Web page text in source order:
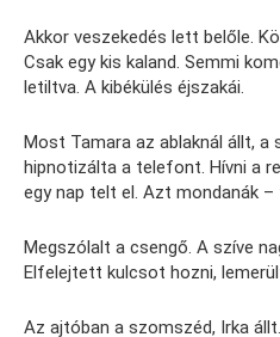
Akkor veszekedés lett belőle.
Csak egy kis kaland. Semmi
letiltva. A kibékülés éjszakái.
Most Tamara az ablaknál állt, a
hipnotizálta a telefont. Hívni a
egy nap telt el. Azt mondanák
Megszólalt a csengő. A szíve
Elfelejtett kulcsot hozni,
Az ajtóban a szomszéd, Irka állt.